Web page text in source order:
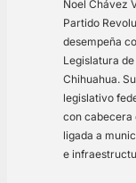
Noel Chávez
Partido
desempeña
Legislatura
Chihuahua.
legislativo
con cabecera
ligada a
e